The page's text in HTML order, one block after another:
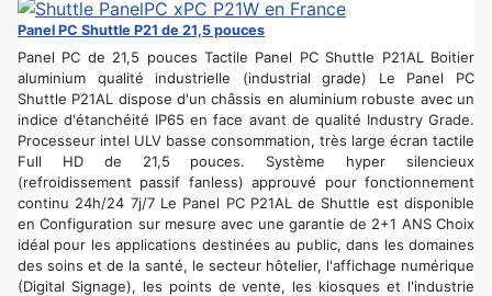
Panel PC Shuttle P21 de 21,5 pouces
Panel PC de 21,5 pouces Tactile Panel PC Shuttle P21AL Boitier
aluminium qualité industrielle (industrial grade) Le Panel PC
Shuttle P21AL dispose d'un châssis en aluminium robuste avec un
indice d'étanchéité IP65 en face avant de qualité Industry Grade.
Processeur intel ULV basse consommation, très large écran tactile
Full HD de 21,5 pouces. Système hyper silencieux
(refroidissement passif fanless) approuvé pour fonctionnement
continu 24h/24 7j/7 Le Panel PC P21AL de Shuttle est disponible
en Configuration sur mesure avec une garantie de 2+1 ANS Choix
idéal pour les applications destinées au public, dans les domaines
des soins et de la santé, le secteur hôtelier, l'affichage numérique
(Digital Signage), les points de vente, les kiosques et l'industrie